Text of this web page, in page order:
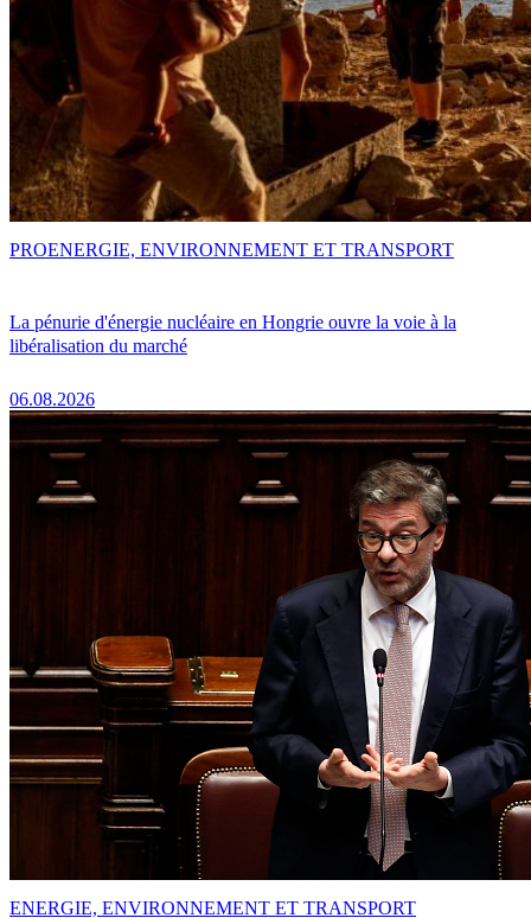
La pénurie d'énergie nucléaire en Hongrie ouvre la voie à la
libéralisation du marché
06.08.2026
PROENERGIE, ENVIRONNEMENT ET TRANSPORT
ENERGIE, ENVIRONNEMENT ET TRANSPORT